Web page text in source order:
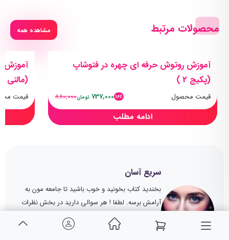
سریع آسان
بخندید کتاب بخونید و خوب باشید تا جامعه مون به
آرامش برسه. لطفا ! هر سوالی دارید در بخش نظرات
مطرح کنید. ما یا سایر هموطنان عزیز پاسخ خواهیم
داد. برای کمک به سایت ما و گسترش آموزش در بین
محصولات مرتبط مشاهده همه
آموزش روتوش حرفه ای چهره در فتوشاپ
(پکیج 2 )
قیمت محصول 16٪ 737,000 تومان880,000
ادامه مطلب
(مالتی
قیمت